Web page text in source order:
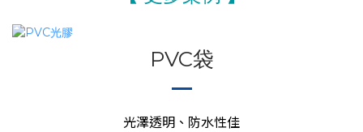
PVC袋
光澤透明、防水性佳